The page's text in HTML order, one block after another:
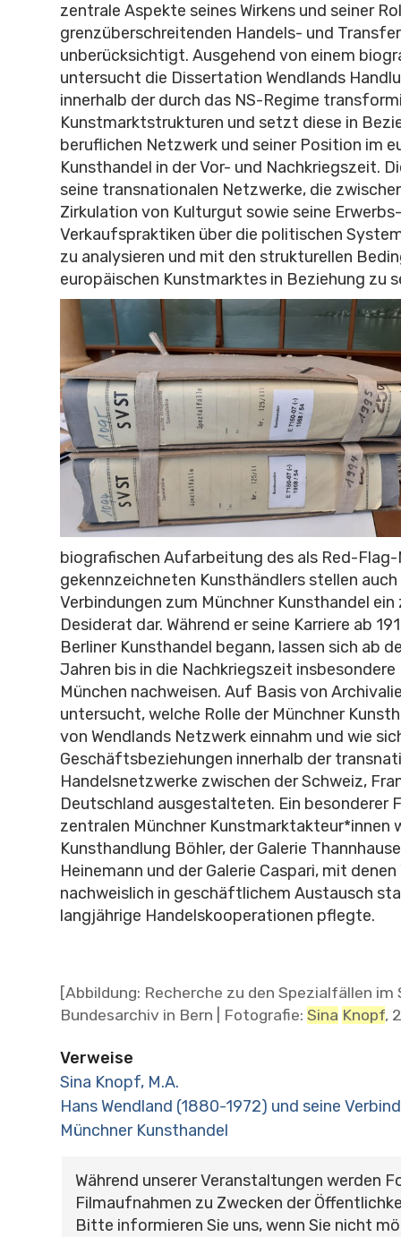
zentrale Aspekte seines Wirkens und seiner
grenzüberschreitenden Handels- und
unberücksichtigt. Ausgehend von einem
untersucht die Dissertation Wendlands
innerhalb der durch das NS-Regime
Kunstmarktstrukturen und setzt diese in
beruflichen Netzwerk und seiner Position im
Kunsthandel in der Vor- und Nachkriegszeit.
seine transnationalen Netzwerke, die
Zirkulation von Kulturgut sowie seine
Verkaufspraktiken über die politischen
zu analysieren und mit den strukturellen
europäischen Kunstmarktes in Beziehung zu
biografischen Aufarbeitung des als Red-Flag-
gekennzeichneten Kunsthändlers stellen auch
Verbindungen zum Münchner Kunsthandel ein
Desiderat dar. Während er seine Karriere ab
Berliner Kunsthandel begann, lassen sich ab
Jahren bis in die Nachkriegszeit
München nachweisen. Auf Basis von
untersucht, welche Rolle der Münchner
von Wendlands Netzwerk einnahm und wie
Geschäftsbeziehungen innerhalb der
Handelsnetzwerke zwischen der Schweiz,
Deutschland ausgestalteten. Ein besonderer
zentralen Münchner Kunstmarktakteur*innen
Kunsthandlung Böhler, der Galerie
Heinemann und der Galerie Caspari, mit denen
nachweislich in geschäftlichem Austausch
langjährige Handelskooperationen pflegte.
[Abbildung: Recherche zu den Spezialfällen
Bundesarchiv in Bern | Fotografie: Sina Knopf,
Verweise
Sina Knopf, M.A.
Hans Wendland (1880-1972) und seine
Münchner Kunsthandel
Während unserer Veranstaltungen werden
Filmaufnahmen zu Zwecken der
Bitte informieren Sie uns, wenn Sie nicht